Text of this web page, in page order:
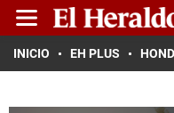
INICIO EH PLUS